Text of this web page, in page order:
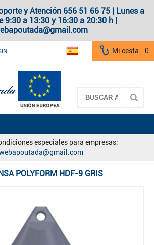
y Atención 656 51 66 75 | Lunes a
9:30 a 13:30 y 16:30 a 20:30 h |
Mi cesta: 0
especiales para empresas:
POLYFORM HDF-9 GRIS